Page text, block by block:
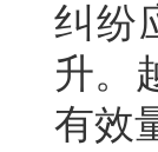
纠纷
升。
有效